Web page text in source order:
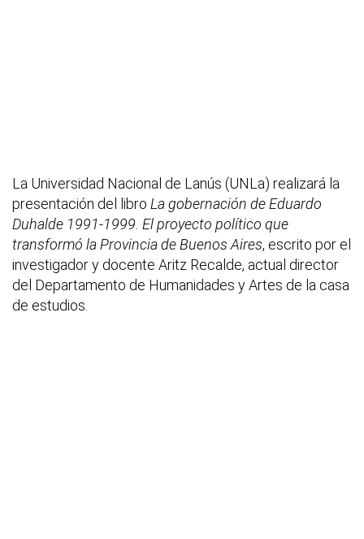
La Universidad Nacional de Lanús (UNLa) realizará la
presentación del libro La gobernación de Eduardo
Duhalde 1991-1999. El proyecto político que
transformó la Provincia de Buenos Aires, escrito por el
investigador y docente Aritz Recalde, actual director
del Departamento de Humanidades y Artes de la casa
de estudios.